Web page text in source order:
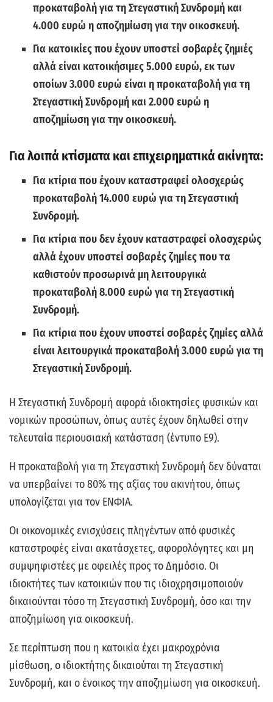
προκαταβολή για τη Στεγαστική Συνδρομή και
4.000 ευρώ η αποζημίωση για την οικοσκευή.
Για κατοικίες που έχουν υποστεί σοβαρές ζημιές
αλλά είναι κατοικήσιμες 5.000 ευρώ, εκ των
οποίων 3.000 ευρώ είναι η προκαταβολή για τη
Στεγαστική Συνδρομή και 2.000 ευρώ η
αποζημίωση για την οικοσκευή.
Για λοιπά κτίσματα και επιχειρηματικά ακίνητα:
Για κτίρια που έχουν καταστραφεί ολοσχερώς
προκαταβολή 14.000 ευρώ για τη Στεγαστική
Συνδρομή.
Για κτίρια που δεν έχουν καταστραφεί ολοσχερώς
αλλά έχουν υποστεί σοβαρές ζημίες που τα
καθιστούν προσωρινά μη λειτουργικά
προκαταβολή 8.000 ευρώ για τη Στεγαστική
Συνδρομή.
Για κτίρια που έχουν υποστεί σοβαρές ζημίες αλλά
είναι λειτουργικά προκαταβολή 3.000 ευρώ για τη
Στεγαστική Συνδρομή.
Η Στεγαστική Συνδρομή αφορά ιδιοκτησίες φυσικών και
νομικών προσώπων, όπως αυτές έχουν δηλωθεί στην
τελευταία περιουσιακή κατάσταση (έντυπο Ε9).
Η προκαταβολή για τη Στεγαστική Συνδρομή δεν δύναται
να υπερβαίνει το 80% της αξίας του ακινήτου, όπως
υπολογίζεται για τον ΕΝΦΙΑ.
Οι οικονομικές ενισχύσεις πληγέντων από φυσικές
καταστροφές είναι ακατάσχετες, αφορολόγητες και μη
συμψηφιστέες με οφειλές προς το Δημόσιο. Οι
ιδιοκτήτες των κατοικιών που τις ιδιοχρησιμοποιούν
δικαιούνται τόσο τη Στεγαστική Συνδρομή, όσο και την
αποζημίωση για οικοσκευή.
Σε περίπτωση που η κατοικία έχει μακροχρόνια
μίσθωση, ο ιδιοκτήτης δικαιούται τη Στεγαστική
Συνδρομή, και ο ένοικος την αποζημίωση για οικοσκευή.